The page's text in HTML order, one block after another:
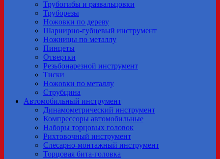
Трубогибы и развальцовки
Труборезы
Ножовки по дереву
Шарнирно-губцевый инструмент
Ножницы по металлу
Пинцеты
Отвертки
Резьбонарезной инструмент
Тиски
Ножовки по металлу
Струбцина
Автомобильный инструмент
Динамометрический инструмент
Компрессоры автомобильные
Наборы торцовых головок
Рихтовочный инструмент
Слесарно-монтажный инструмент
Торцовая бита-головка